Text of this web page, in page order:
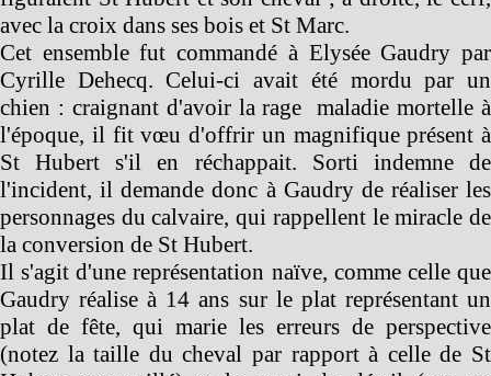
avec la croix dans ses bois et St Marc.
Cet ensemble fut commandé à Elysée Gaudry par
Cyrille Dehecq. Celui-ci avait été mordu par un
chien : craignant d'avoir la rage maladie mortelle à
l'époque, il fit vœu d'offrir un magnifique présent à
St Hubert s'il en réchappait. Sorti indemne de
l'incident, il demande donc à Gaudry de réaliser les
personnages du calvaire, qui rappellent le miracle de
la conversion de St Hubert.
Il s'agit d'une représentation naïve, comme celle que
Gaudry réalise à 14 ans sur le plat représentant un
plat de fête, qui marie les erreurs de perspective
(notez la taille du cheval par rapport à celle de St